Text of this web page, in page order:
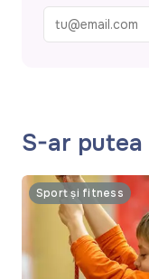
S-ar
Sport și fitness